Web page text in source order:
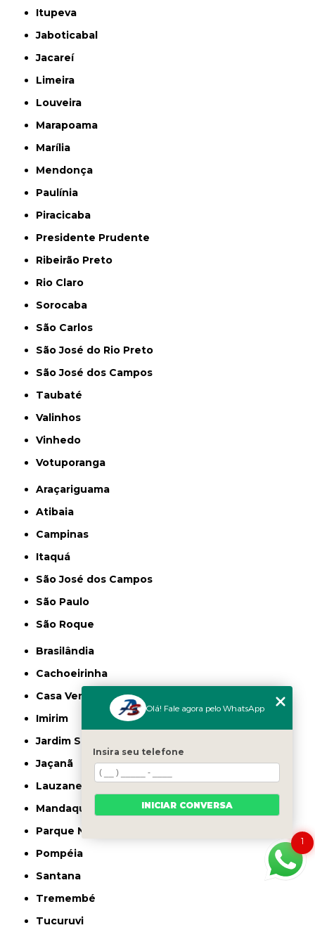
Itupeva
Jaboticabal
Jacareí
Limeira
Louveira
Marapoama
Marília
Mendonça
Paulínia
Piracicaba
Presidente Prudente
Ribeirão Preto
Rio Claro
Sorocaba
São Carlos
São José do Rio Preto
São José dos Campos
Taubaté
Valinhos
Vinhedo
Votuporanga
Araçariguama
Atibaia
Campinas
Itaquá
São José dos Campos
São Paulo
São Roque
Brasilândia
Cachoeirinha
Casa Verde
Imirim
Jardim São Paulo
Jaçanã
Lauzane Paulista
Mandaqui
Parque Novo Mundo
Pompéia
Santana
Tremembé
Tucuruvi
1
Olá! Fale agora pelo WhatsApp
Insira seu telefone
INICIAR CONVERSA